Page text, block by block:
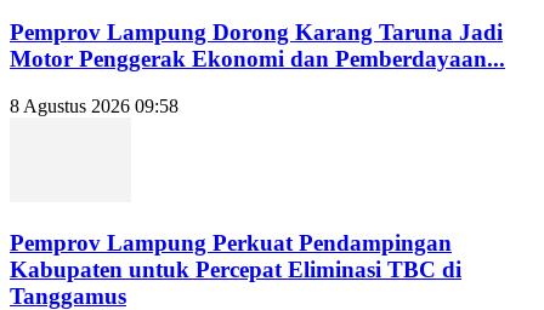
Pemprov Lampung Dorong Karang Taruna Jadi
Motor Penggerak Ekonomi dan Pemberdayaan...
8 Agustus 2026 09:58
Pemprov Lampung Perkuat Pendampingan
Kabupaten untuk Percepat Eliminasi TBC di
Tanggamus